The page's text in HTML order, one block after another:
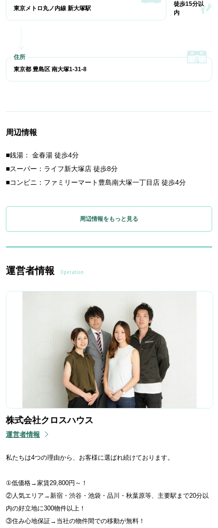
東京メトロ丸ノ内線 新大塚駅
徒歩15分以
内
東京都 豊島区 南大塚1-31-8
周辺情報
■銭湯： 金春湯 徒歩4分
■スーパー：ライフ新大塚店 徒歩8分
■コンビニ：ファミリーマート豊島南大塚一丁目店 徒歩4分
周辺情報をもっと見る
運営者情報 Operation
株式会社クロスハウス
運営者情報
私たちは4つの理由から、お客様に選ばれ続けております。
①低価格→家賃29,800円～！
②人気エリア→新宿・渋谷・池袋・品川・秋葉原等、主要駅まで20分以
内の好立地に300物件以上！
③住み心地保証→当社の物件間での移動が無料！